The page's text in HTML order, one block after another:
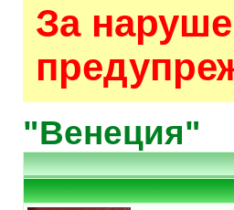
За
"Венеция"